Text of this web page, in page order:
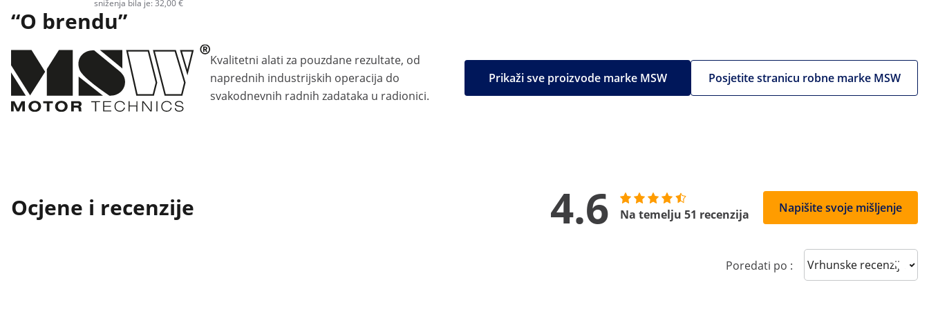
sniženja bila je: 32,00 €
“O brendu”
Kvalitetni alati za pouzdane rezultate, od
naprednih industrijskih operacija do
svakodnevnih radnih zadataka u radionici.
Posjetite stranicu robne marke MSW
Prikaži sve proizvode marke MSW
Ocjene i recenzije 4.6 Na temelju 51 recenzija Napišite svoje mišljenje
Poredati po : Sort reviews